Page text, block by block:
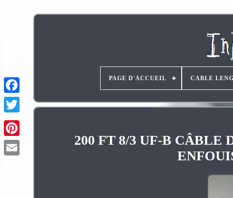
Pinterest
PAGE D'ACCUEIL CABLE
200 FT 8/3 UF-B